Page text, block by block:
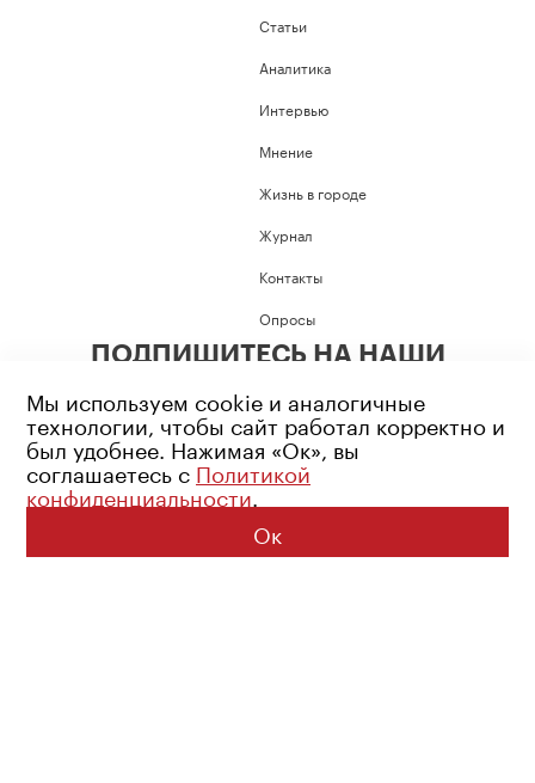
Статьи
Аналитика
Интервью
Мнение
Жизнь в городе
Журнал
Контакты
Опросы
ПОДПИШИТЕСЬ НА НАШИ
Возрастное ограничение: 16+
Политика конфиденциальности
© 2026 Все права защищены
Мы используем cookie и аналогичные
технологии, чтобы сайт работал корректно и
был удобнее. Нажимая «Ок», вы
соглашаетесь с Политикой
конфиденциальности.
Ок